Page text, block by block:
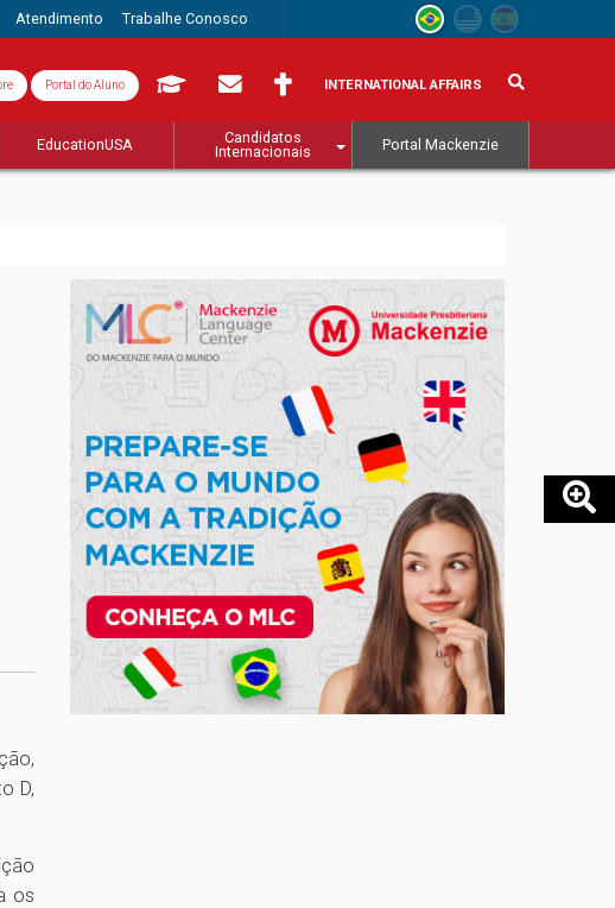
Atendimento Trabalhe Conosco
Portal do Aluno INTERNATIONAL AFFAIRS
EducationUSA
Candidatos
Internacionais
Portal Mackenzie
D,
os